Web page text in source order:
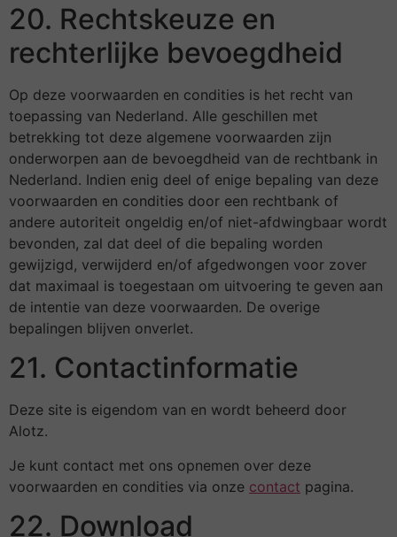
20. Rechtskeuze en
rechterlijke bevoegdheid
Op deze voorwaarden en condities is het recht van
toepassing van Nederland. Alle geschillen met
betrekking tot deze algemene voorwaarden zijn
onderworpen aan de bevoegdheid van de rechtbank in
Nederland. Indien enig deel of enige bepaling van deze
voorwaarden en condities door een rechtbank of
andere autoriteit ongeldig en/of niet-afdwingbaar wordt
bevonden, zal dat deel of die bepaling worden
gewijzigd, verwijderd en/of afgedwongen voor zover
dat maximaal is toegestaan om uitvoering te geven aan
de intentie van deze voorwaarden. De overige
bepalingen blijven onverlet.
21. Contactinformatie
Deze site is eigendom van en wordt beheerd door
Alotz.
Je kunt contact met ons opnemen over deze
voorwaarden en condities via onze contact pagina.
22. Download